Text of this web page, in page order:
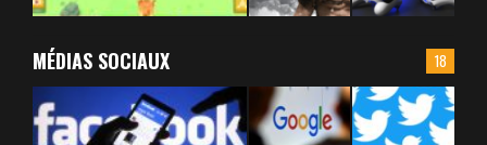
18
MÉDIAS SOCIAUX